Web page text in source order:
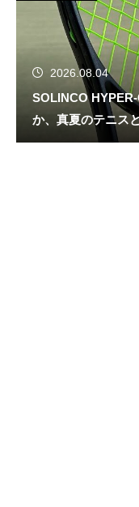
2026.08.04
SOLINCO
か、真夏のテニス